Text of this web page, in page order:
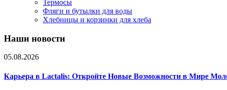
Термосы
Фляги и бутылки для воды
Хлебницы и корзинки для хлеба
Наши новости
05.08.2026
Карьера в Lactalis: Откройте Новые Возможности в Мире